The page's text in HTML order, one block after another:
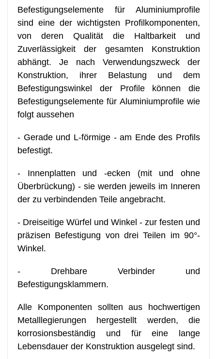
Befestigungselemente für Aluminiumprofile
sind eine der wichtigsten Profilkomponenten,
von deren Qualität die Haltbarkeit und
Zuverlässigkeit der gesamten Konstruktion
abhängt. Je nach Verwendungszweck der
Konstruktion, ihrer Belastung und dem
Befestigungswinkel der Profile können die
Befestigungselemente für Aluminiumprofile wie
folgt aussehen
- Gerade und L-förmige - am Ende des Profils
befestigt.
- Innenplatten und -ecken (mit und ohne
Überbrückung) - sie werden jeweils im Inneren
der zu verbindenden Teile angebracht.
- Dreiseitige Würfel und Winkel - zur festen und
präzisen Befestigung von drei Teilen im 90°-
Winkel.
- Drehbare Verbinder und
Befestigungsklammern.
Alle Komponenten sollten aus hochwertigen
Metalllegierungen hergestellt werden, die
korrosionsbeständig und für eine lange
Lebensdauer der Konstruktion ausgelegt sind.